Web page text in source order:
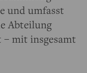
und umfasst
Abteilung
– mit insgesamt